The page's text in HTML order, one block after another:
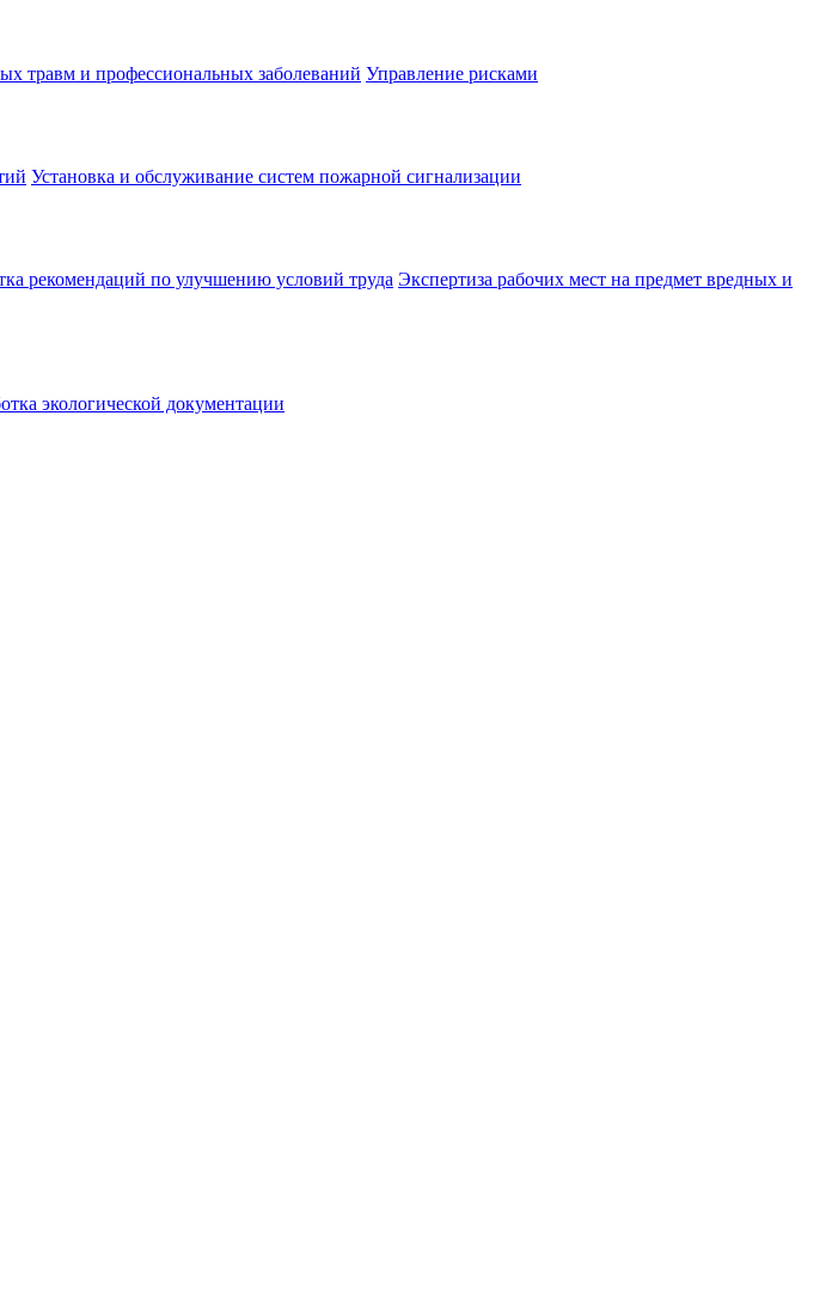
травм и профессиональных заболеваний Управление рисками
Установка и обслуживание систем пожарной сигнализации
рекомендаций по улучшению условий труда Экспертиза рабочих мест на предмет вредных и
экологической документации